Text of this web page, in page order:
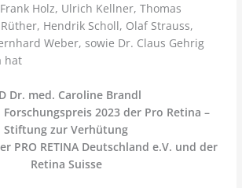
Holz, Ulrich Kellner, Thomas
Hendrik Scholl, Olaf Strauss,
Weber, sowie Dr. Claus Gehrig
hat
Dr. med. Caroline Brandl
2023 der Pro Retina –
Stiftung zur Verhütung
PRO RETINA Deutschland e.V. und der
Retina Suisse